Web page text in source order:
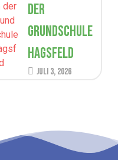
der
Grundschule
Hagsfeld
Juli 3, 2026